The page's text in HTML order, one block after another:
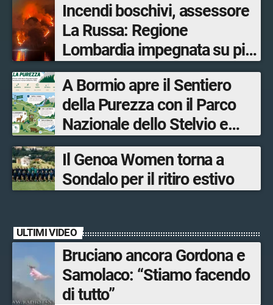
Incendi boschivi, assessore
La Russa: Regione
Lombardia impegnata su più
fronti, 48 volontari coinvolti
tra le province di Lecco,
Sondrio, Milano e Como
A Bormio apre il Sentiero
della Purezza con il Parco
Nazionale dello Stelvio e
Bormio Tourism
Il Genoa Women torna a
Sondalo per il ritiro estivo
ULTIMI VIDEO
Bruciano ancora Gordona e
Samolaco: “Stiamo facendo
di tutto”